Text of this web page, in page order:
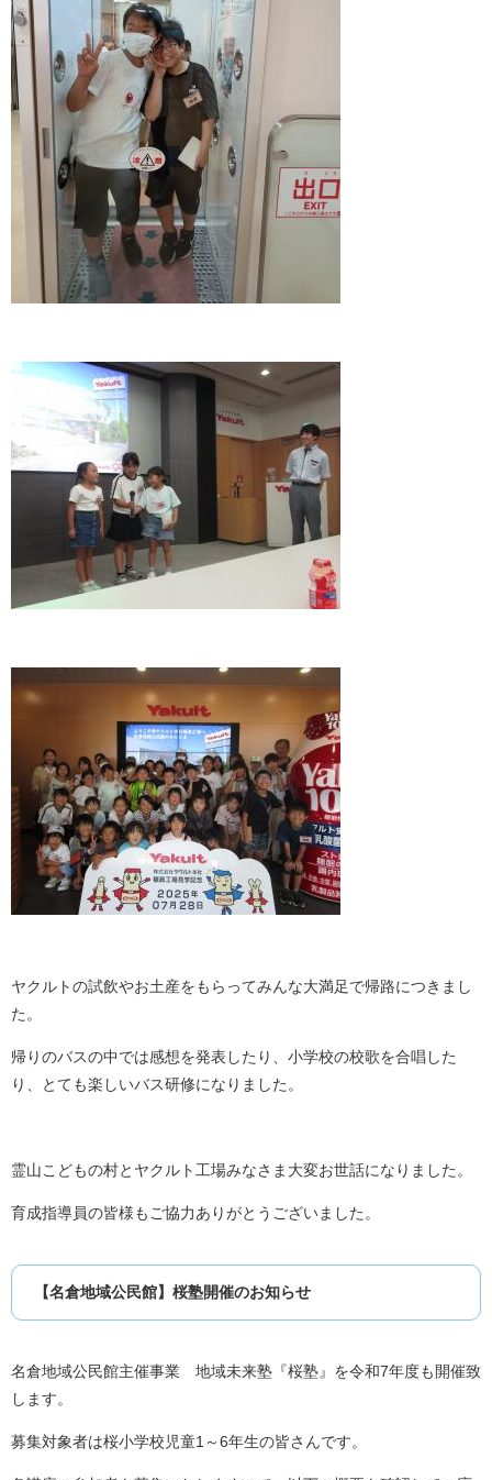
ヤクルトの試飲やお土産をもらってみんな大満足で帰路につきまし
た。
帰りのバスの中では感想を発表したり、小学校の校歌を合唱した
り、とても楽しいバス研修になりました。
霊山こどもの村とヤクルト工場みなさま大変お世話になりました。
育成指導員の皆様もご協力ありがとうございました。
【名倉地域公民館】桜塾開催のお知らせ
名倉地域公民館主催事業 地域未来塾『桜塾』を令和7年度も開催致
します。
募集対象者は桜小学校児童1～6年生の皆さんです。